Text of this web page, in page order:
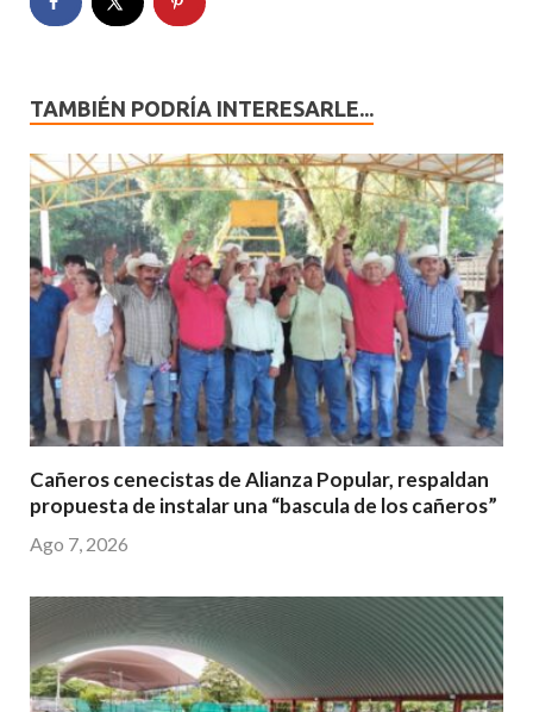
TAMBIÉN PODRÍA INTERESARLE...
Cañeros cenecistas de Alianza Popular, respaldan
propuesta de instalar una “bascula de los cañeros”
Ago 7, 2026